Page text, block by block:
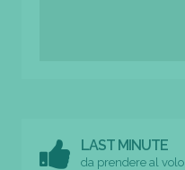
LAST MINUTE
da prendere al volo